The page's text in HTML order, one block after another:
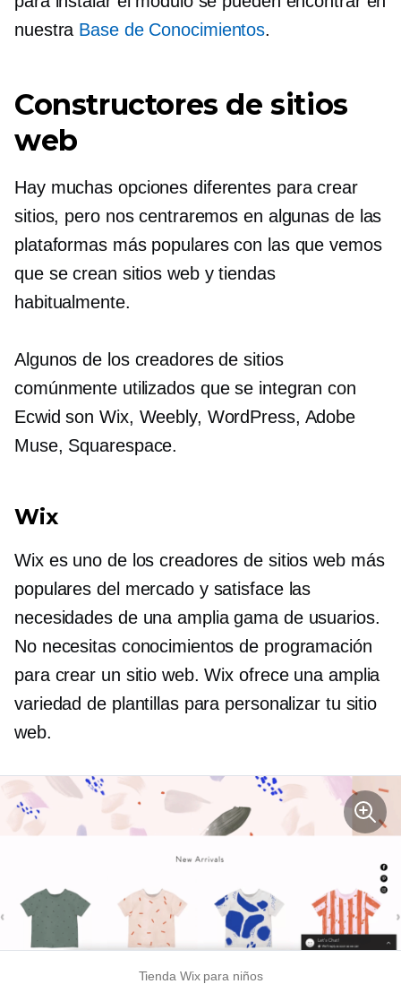
nuestra Base de Conocimientos.
Constructores de sitios
web
Hay muchas opciones diferentes para crear
sitios, pero nos centraremos en algunas de las
plataformas más populares con las que vemos
que se crean sitios web y tiendas
habitualmente.
Algunos de los creadores de sitios
comúnmente utilizados que se integran con
Ecwid son Wix, Weebly, WordPress, Adobe
Muse, Squarespace.
Wix
Wix es uno de los creadores de sitios web más
populares del mercado y satisface las
necesidades de una amplia gama de usuarios.
No necesitas conocimientos de programación
para crear un sitio web. Wix ofrece una amplia
variedad de plantillas para personalizar tu sitio
web.
Tienda Wix para niños